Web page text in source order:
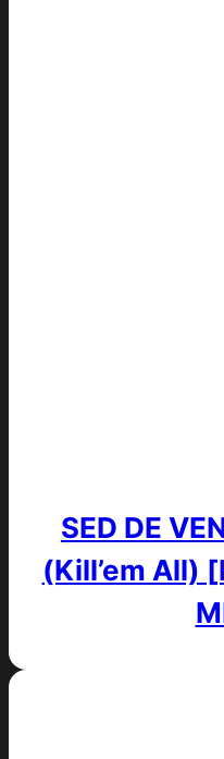
SED DE
(Kill’em All)